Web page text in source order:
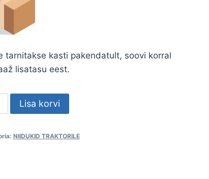
tarnitakse kasti pakendatult, soovi korral
lisatasu eest.
Lisa korvi
NIIDUKID TRAKTORILE